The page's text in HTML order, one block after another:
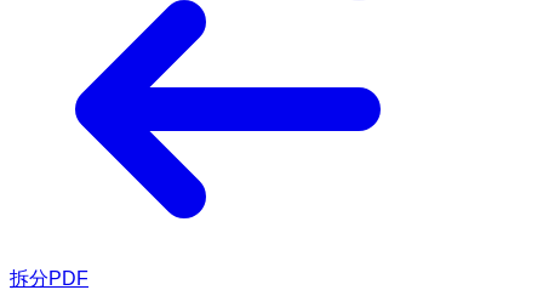
拆分PDF